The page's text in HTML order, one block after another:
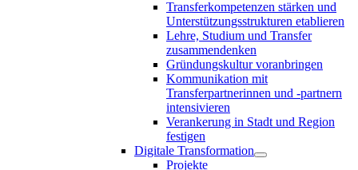
Transferkompetenzen stärken und
Unterstützungsstrukturen etablieren
Lehre, Studium und Transfer
zusammendenken
Gründungskultur voranbringen
Kommunikation mit
Transferpartnerinnen und -partnern
intensivieren
Verankerung in Stadt und Region
festigen
Digitale Transformation
Projekte